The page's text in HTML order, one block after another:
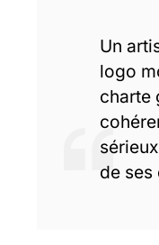
Un
logo
charte
de ses